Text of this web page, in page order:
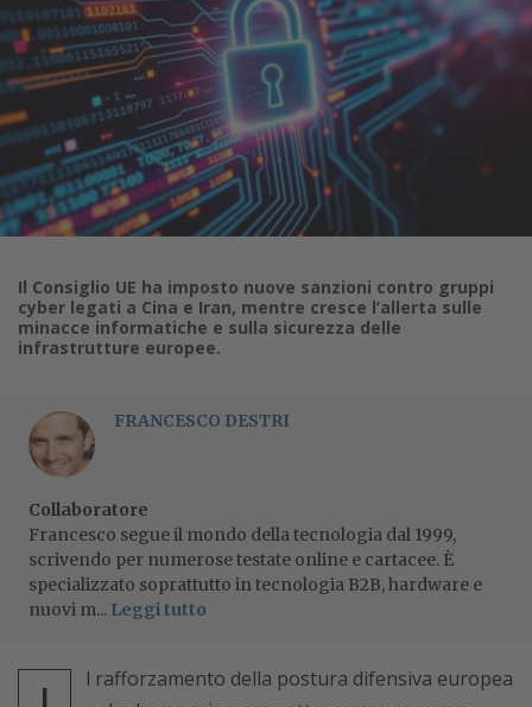
Il Consiglio UE ha imposto nuove sanzioni contro gruppi
cyber legati a Cina e Iran, mentre cresce l’allerta sulle
minacce informatiche e sulla sicurezza delle
infrastrutture europee.
FRANCESCO DESTRI
Collaboratore
Francesco segue il mondo della tecnologia dal 1999,
scrivendo per numerose testate online e cartacee. È
specializzato soprattutto in tecnologia B2B, hardware e
nuovi m... Leggi tutto
l rafforzamento della postura difensiva europea